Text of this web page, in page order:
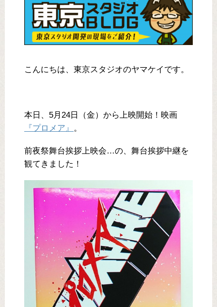
こんにちは、東京スタジオのヤマケイです。
本日、5月24日（金）から上映開始！映画
『プロメア』 。
前夜祭舞台挨拶上映会…の、舞台挨拶中継を
観てきました！